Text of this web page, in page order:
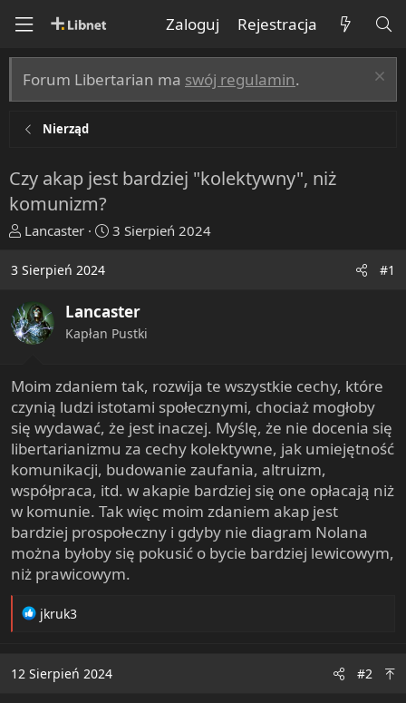
Zaloguj Rejestracja
Forum Libertarian ma swój regulamin.
Nierząd
Czy akap jest bardziej "kolektywny", niż
komunizm?
T
r
a
d
s
a
r
t
e
r
Lancaster
R
o
c
z
t
y
3 Sierpień 2024
3 Sierpień 2024 #1
Lancaster
Kapłan Pustki
Moim zdaniem tak, rozwija te wszystkie cechy, które
czynią ludzi istotami społecznymi, chociaż mogłoby
się wydawać, że jest inaczej. Myślę, że nie docenia się
libertarianizmu za cechy kolektywne, jak umiejętność
komunikacji, budowanie zaufania, altruizm,
współpraca, itd. w akapie bardziej się one opłacają niż
w komunie. Tak więc moim zdaniem akap jest
bardziej prospołeczny i gdyby nie diagram Nolana
można byłoby się pokusić o bycie bardziej lewicowym,
niż prawicowym.
R
t
jkruk3
12 Sierpień 2024 #2